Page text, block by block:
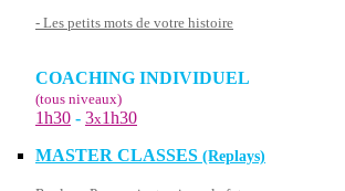
- Les petits mots de votre histoire
COACHING INDIVIDUEL
(tous niveaux)
1h30 - 3x1h30
MASTER CLASSES (Replays)